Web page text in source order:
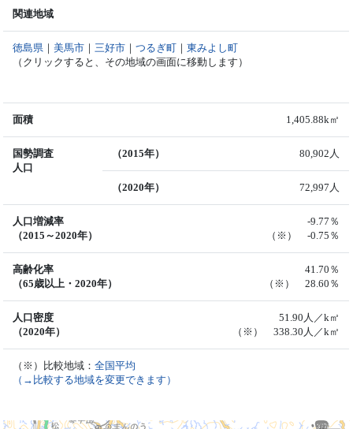
関連地域
徳島県 ｜美馬市 ｜ 三好市 ｜つるぎ町 ｜東みよし町
（クリックすると、その地域の画面に移動します）
面積 1,405.88k㎡
国勢調査
人口
（2015年） 80,902人
（2020年） 72,997人
人口増減率
（2015～2020年）
-9.77％
（※） -0.75％
高齢化率
（65歳以上・2020年）
41.70％
（※） 28.60％
人口密度
（2020年）
51.90人／k㎡
（※） 338.30人／k㎡
（※）比較地域：全国平均
（→比較する地域を変更できます）